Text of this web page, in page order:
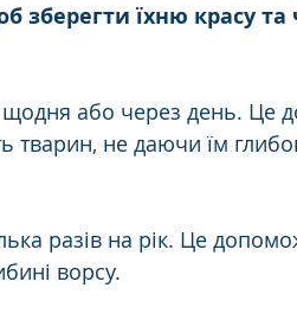
їхню красу та
щодня або через день. Це
тварин, не даючи їм
разів на рік. Це
ворсу.